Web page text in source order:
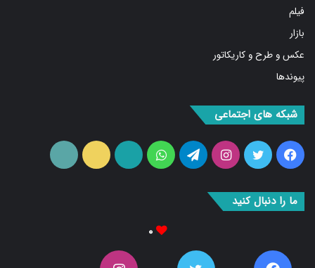
بازار
عکس و طرح و کاریکاتور
پیوندها
فیس
بوک
توییتراینستاگرامتلگرامواتس
آپ
آپارات ایتا